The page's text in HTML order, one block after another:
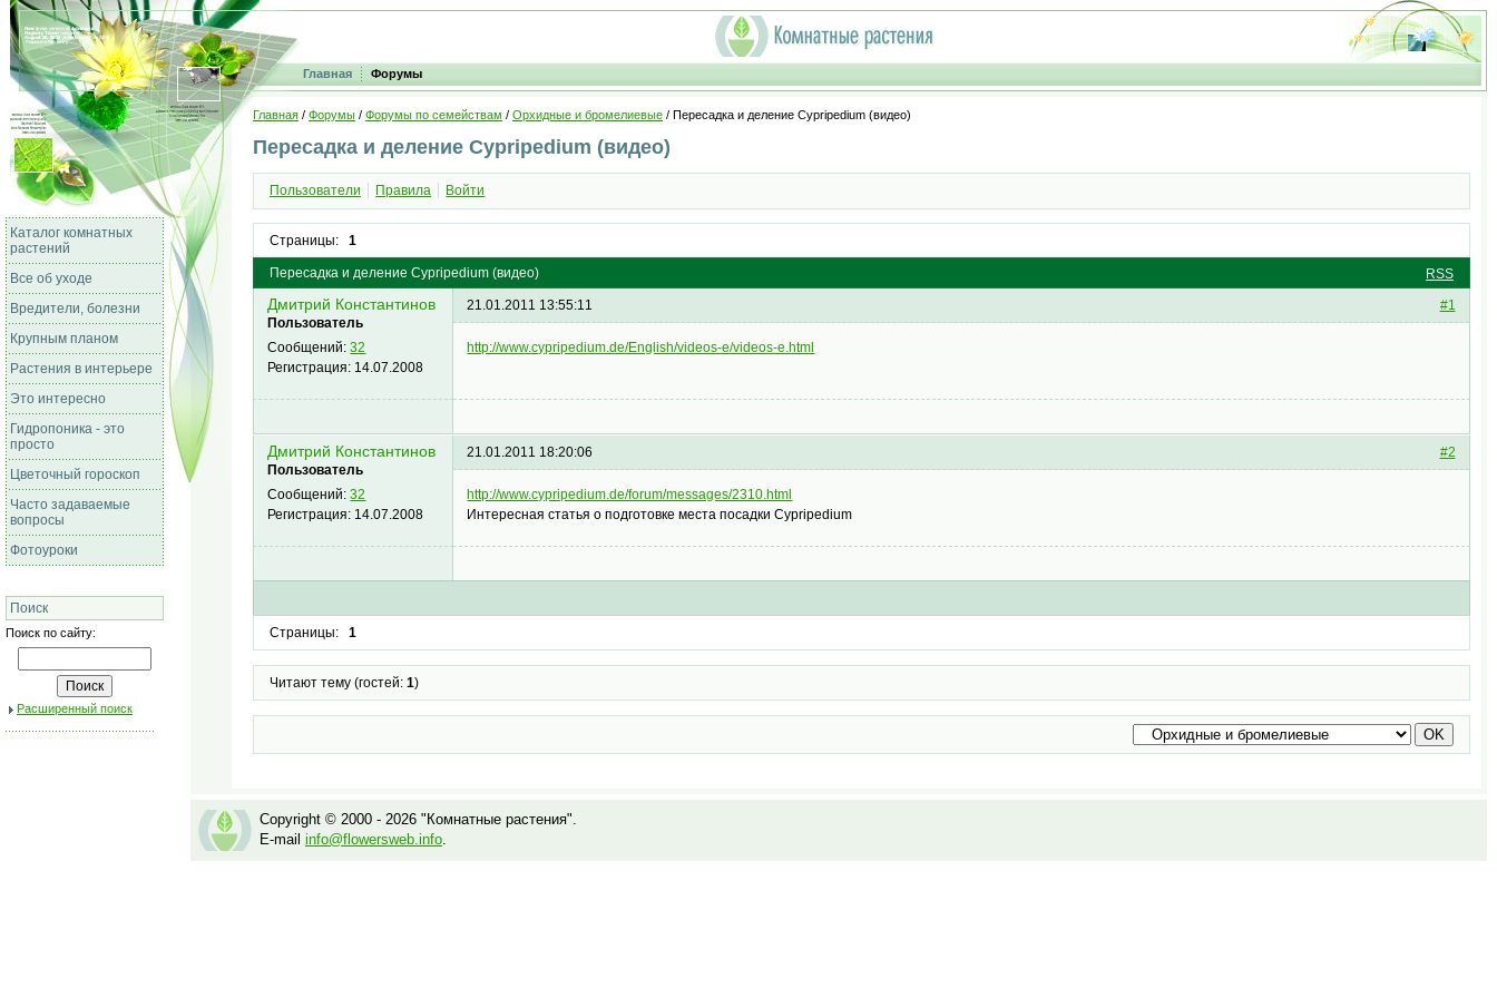
Главная Форумы
Каталог комнатных
растений
Все об уходе
Вредители, болезни
Крупным планом
Растения в интерьере
Это интересно
Гидропоника - это
просто
Цветочный гороскоп
Часто задаваемые
вопросы
Фотоуроки
Поиск
Поиск по сайту:
Расширенный поиск
Главная / Форумы / Форумы по семействам / Орхидные и бромелиевые / Пересадка и деление Cypripedium (видео)
Пересадка и деление Cypripedium (видео)
Пользователи Правила Войти
Страницы: 1
RSS
Пересадка и деление Cypripedium (видео)
Дмитрий Константинов
Пользователь
Сообщений:32
Регистрация: 14.07.2008
#1
21.01.2011 13:55:11
http://www.cypripedium.de/English/videos-e/videos-e.html
Дмитрий Константинов
Пользователь
Сообщений:32
Регистрация: 14.07.2008
#2
21.01.2011 18:20:06
http://www.cypripedium.de/forum/messages/2310.html
Интересная статья о подготовке места посадки Cypripedium
Страницы: 1
Читают тему (гостей: 1)
Copyright © 2000 - 2026 "Комнатные растения".
E-mail info@flowersweb.info.